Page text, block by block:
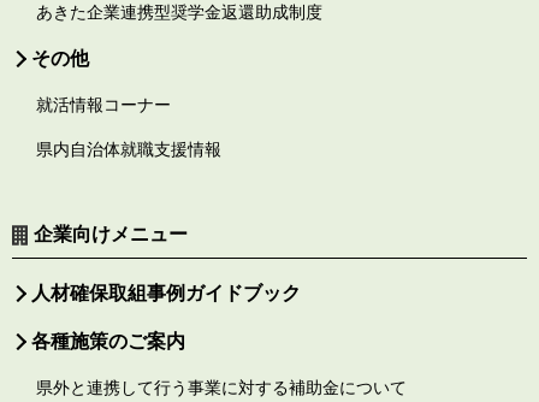
あきた企業連携型奨学金返還助成制度
その他
就活情報コーナー
県内自治体就職支援情報
企業向けメニュー
人材確保取組事例ガイドブック
各種施策のご案内
県外と連携して行う事業に対する補助金について